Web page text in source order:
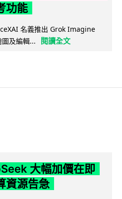
功能
名義推出 Grok Imagine
及編輯...
閱讀全文
大幅加價在即
資源告急